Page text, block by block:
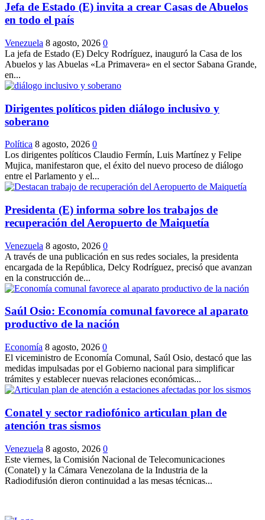
Jefa de Estado (E) invita a crear Casas de Abuelos
en todo el país
Venezuela 8 agosto, 2026 0
La jefa de Estado (E) Delcy Rodríguez, inauguró la Casa de los
Abuelos y las Abuelas «La Primavera» en el sector Sabana Grande,
en...
Dirigentes políticos piden diálogo inclusivo y
soberano
Política 8 agosto, 2026 0
Los dirigentes políticos Claudio Fermín, Luis Martínez y Felipe
Mujica, manifestaron que, el éxito del nuevo proceso de diálogo
entre el Parlamento y el...
Presidenta (E) informa sobre los trabajos de
recuperación del Aeropuerto de Maiquetía
Venezuela 8 agosto, 2026 0
A través de una publicación en sus redes sociales, la presidenta
encargada de la República, Delcy Rodríguez, precisó que avanzan
en la construcción de...
Saúl Osio: Economía comunal favorece al aparato
productivo de la nación
Economía 8 agosto, 2026 0
El viceministro de Economía Comunal, Saúl Osio, destacó que las
medidas impulsadas por el Gobierno nacional para simplificar
trámites y establecer nuevas relaciones económicas...
Conatel y sector radiofónico articulan plan de
atención tras sismos
Venezuela 8 agosto, 2026 0
Este viernes, la Comisión Nacional de Telecomunicaciones
(Conatel) y la Cámara Venezolana de la Industria de la
Radiodifusión dieron continuidad a las mesas técnicas...